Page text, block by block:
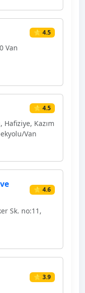
⭐ 4.5
Van
⭐ 4.5
Hafiziye, Kazım
Van
⭐ 4.6
Sk. no:11,
⭐ 3.9